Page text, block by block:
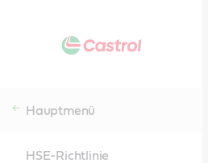
Hauptmenü
HSE-Richtlinie